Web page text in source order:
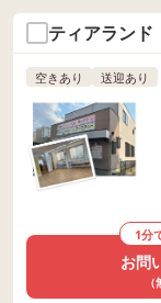
ティアランド
空きあり 送迎あり
1分
お問
（